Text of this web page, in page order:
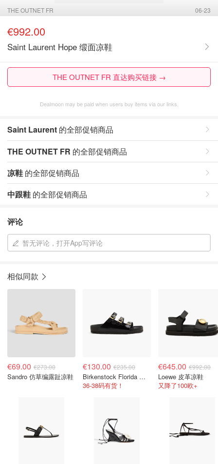
THE OUTNET FR 06-23
€992.00
Saint Laurent Hope 缎面凉鞋
THE OUTNET FR 直达购买链接 →
Dealmoon may be paid when users buy items via our links.
Saint Laurent 的全部促销商品
THE OUTNET FR 的全部促销商品
凉鞋 的全部促销商品
中跟鞋 的全部促销商品
评论
暂无评论，打开App写评论
相似同款
€69.00 €273.00
Sandro 仿草编露趾凉鞋
€130.00 €235.00
Birkenstock Florida 亮面皮革凉鞋
36-38码有货！
€645.00 €992.00
Loewe 皮革凉鞋
又降了100欧+